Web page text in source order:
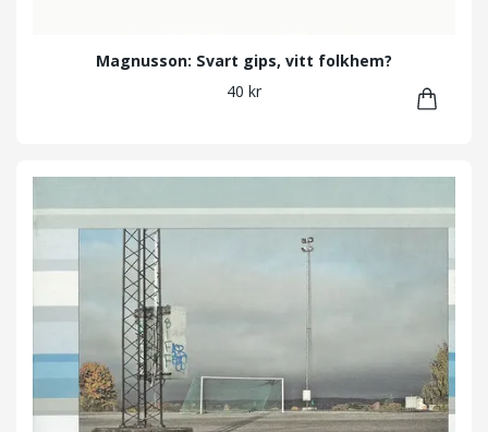
Magnusson: Svart gips, vitt folkhem?
40 kr